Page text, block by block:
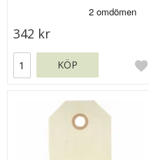
342 kr
KÖP